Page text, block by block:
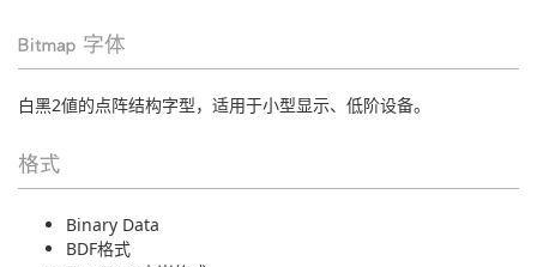
Bitmap 字体
白黑2値的点阵结构字型，适用于小型显示、低阶设备。
格式
Binary Data
BDF格式